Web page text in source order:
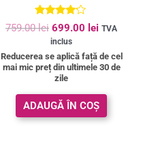
Evaluat la
4.00
din 5
759.00lei 699.00 lei TVA
inclus
Reducerea se aplică față de cel
mai mic preț din ultimele 30 de
zile
ADAUGĂ ÎN COȘ